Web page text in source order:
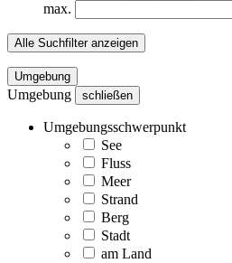
max.
Alle Suchfilter anzeigen
Umgebung
Umgebung schließen
Umgebungsschwerpunkt
See
Fluss
Meer
Strand
Berg
Stadt
am Land